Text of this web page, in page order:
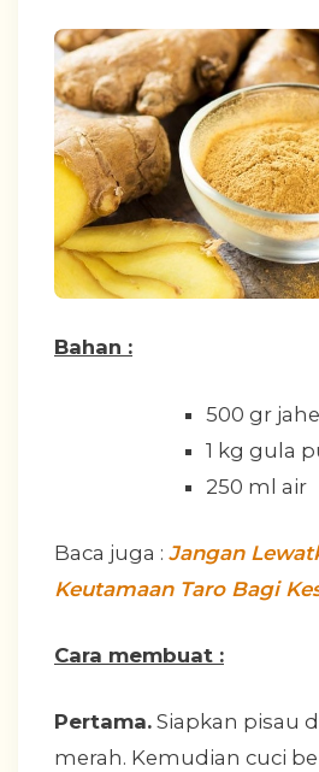
Bahan :
500 gr
1 kg gula
250 ml air
Baca juga : Jangan
Keutamaan Taro Bagi
Cara membuat :
Pertama. Siapkan pisau
merah. Kemudian cuci